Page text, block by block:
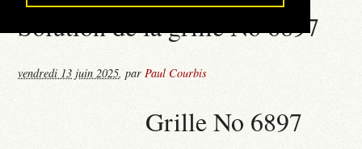
Solution de la grille No 6897
vendredi 13 juin 2025,parPaul Courbis
Grille No 6897